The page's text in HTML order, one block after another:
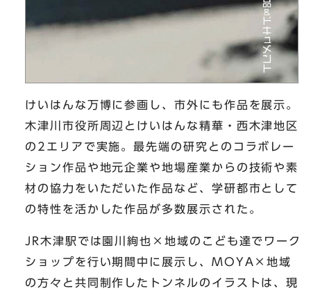
けいはんな万博に参画し、市外にも作品を展示。
木津川市役所周辺とけいはんな精華・西木津地区
の2エリアで実施。最先端の研究とのコラボレー
ション作品や地元企業や地場産業からの技術や素
材の協力をいただいた作品など、学研都市として
の特性を活かした作品が多数展示された。
JR木津駅では園川絢也×地域のこども達でワーク
ショップを行い期間中に展示し、MOYA×地域
の方々と共同制作したトンネルのイラストは、現